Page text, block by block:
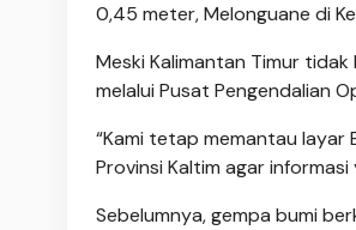
0,45 meter, Melonguane di
Meski Kalimantan Timur
melalui Pusat Pengendalian
“Kami tetap memantau layar
Provinsi Kaltim agar
Sebelumnya, gempa bumi